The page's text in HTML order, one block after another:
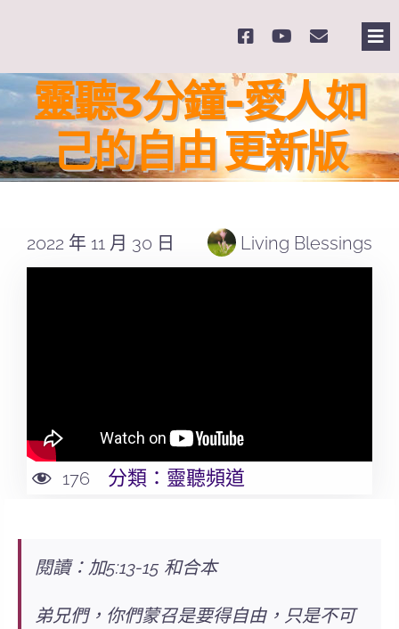
content
靈聽3分鐘-愛人如
己的自由 更新版
2022 年 11 月 30 日 Living Blessings
176 分類： 靈聽頻道
閱讀：加5:13-15 和合本
弟兄們，你們蒙召是要得自由， 只是不可